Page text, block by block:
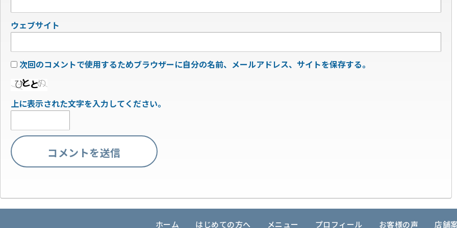
ウェブサイト
次回のコメントで使用するためブラウザーに自分の名前、メールアドレス、サイトを保存する。
上に表示された文字を入力してください。
ホーム はじめての方へ メニュー プロフィール お客様の声 店舗